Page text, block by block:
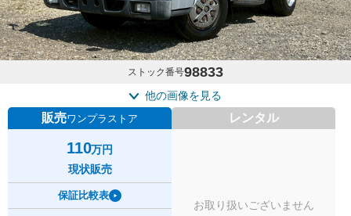
ストック番号98833
他の画像を見る
販売ワンプラストア
110万円
現状販売
保証比較表
レンタル
お取り扱いございません